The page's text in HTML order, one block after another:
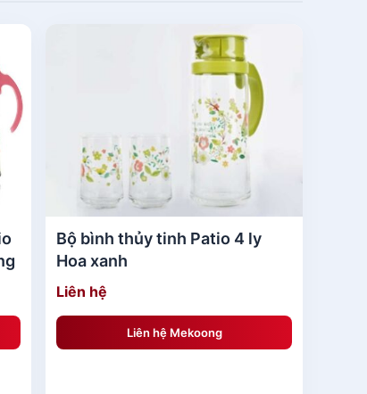
Bộ bình thủy tinh Patio 4 ly
Hoa xanh
Liên hệ
Liên hệ Mekoong